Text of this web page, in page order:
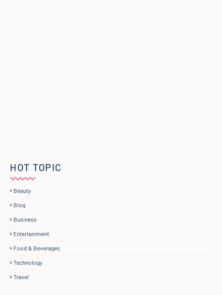
HOT TOPIC
Beauty
Blog
Business
Entertainment
Food & Beverages
Technology
Travel